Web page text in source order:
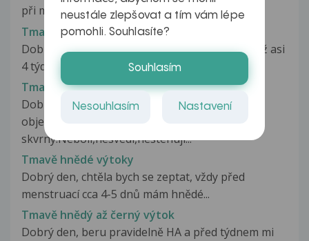
při menstruaci je strašně tmavá....
Tmavě hnědá moč
Dobrý den! Týká se to mé mamky (61 let). Má už asi
4 týdny tmavě hnědou moč!...
Tmave hnede skvrny na kuzi
Dobry den,pred tydnem se mi na prave ruce
objevily tmave hnede
skvrny.Neboli,nesvedi,nestehuji...
Tmavě hnědé výtoky
Dobrý den, chtěla bych se zeptat, vždy před
menstruací cca 4-5 dnů mám hnědé...
Tmavě hnědý až černý výtok
Dobrý den, beru pravidelně HA a před týdnem mi
neustále zlepšovat a tím vám lépe
pomohli. Souhlasíte?
Souhlasím
Nesouhlasím Nastavení